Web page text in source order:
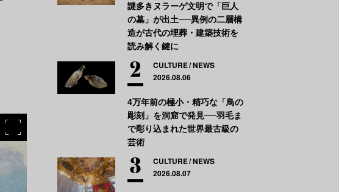
謎多きヌラーゲ文明で「巨人
の墓」が出土──異例の二層構
造が古代の埋葬・建築技術を
読み解く鍵に
CULTURE NEWS
2026.08.06
4万年前の極小・精巧な「鳥の
彫刻」を洞窟で発見──羽毛ま
で彫り込まれた世界最古級の
芸術
CULTURE NEWS
2026.08.07